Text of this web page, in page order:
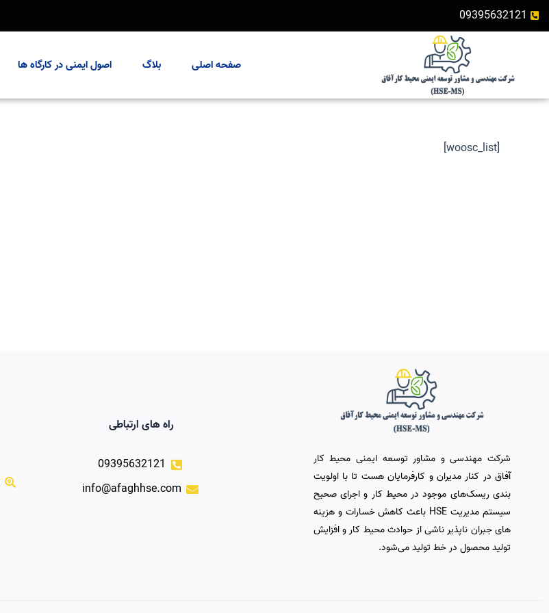
پرش 09395632121
صفحه اصلی بلاگ اصول ایمنی در کارگاه ها
[woosc_list]
شرکت مهندسی و مشاور توسعه ایمنی محیط کار
آفاق در کنار مدیران و کارفرمایان هست تا با اولویت
بندی ریسک‌های موجود در محیط کار و اجرای صحیح
سیستم مدیریت HSE باعث کاهش خسارات و هزینه
های جبران ناپذیر ناشی از حوادث محیط کار و افزایش
تولید محصول در خط تولید می‌شود.
راه های ارتباطی
09395632121
info@afaghhse.com